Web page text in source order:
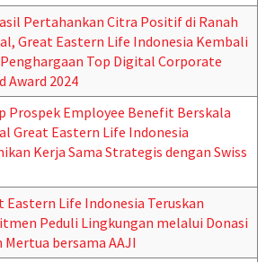
Pertahankan Citra Positif di Ranah
Great Eastern Life Indonesia Kembali
Top Digital Corporate
Award 2024
Prospek Employee Benefit Berskala
Great Eastern Life Indonesia
Kerja Sama Strategis dengan Swiss
Eastern Life Indonesia Teruskan
Peduli Lingkungan melalui Donasi
Mertua bersama AAJI